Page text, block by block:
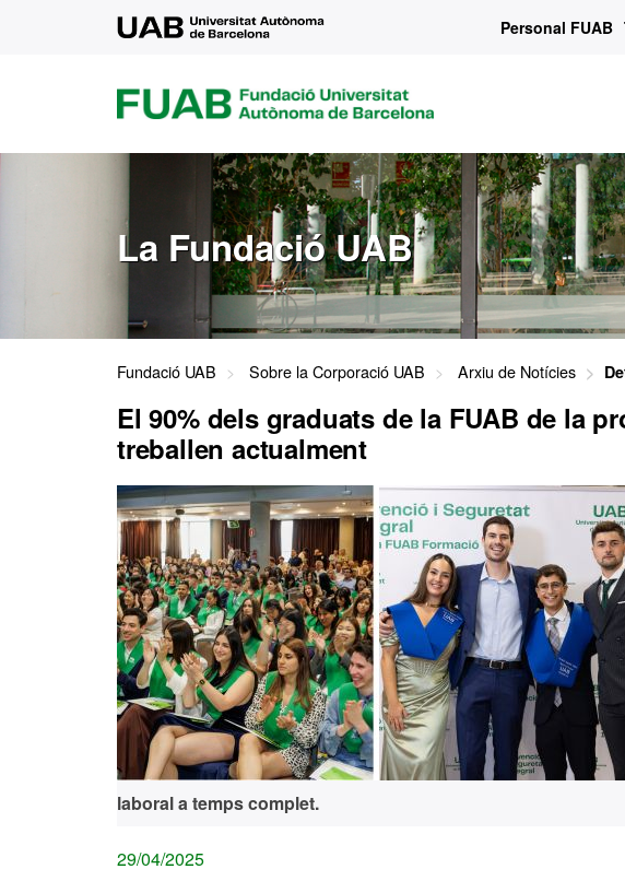
Personal FUAB
FUAB
FUNDACIÓ
UNIVERSITAT
AUTÒNOMA
BARCELONA
La Fundació UAB
Fundació UAB Sobre la Corporació UAB Arxiu de Notícies
El 90% dels graduats de la FUAB de la
treballen actualment
laboral a temps complet.
29/04/2025